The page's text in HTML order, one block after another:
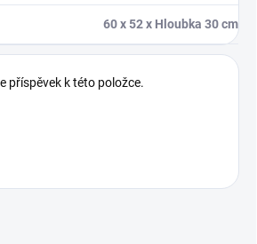
60 x 52 x Hloubka 30 cm
příspěvek k této položce.